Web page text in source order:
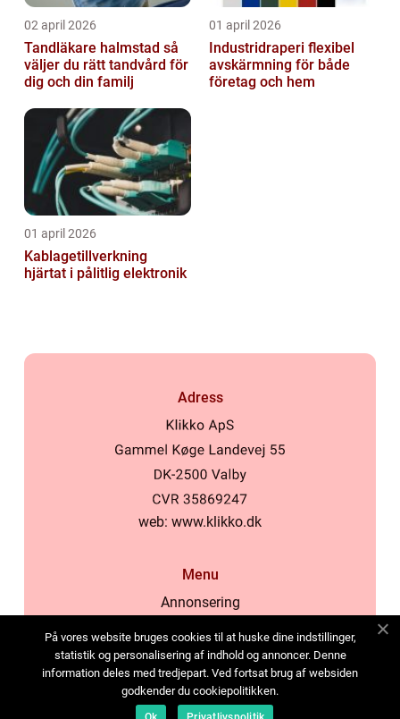
02 april 2026
Tandläkare halmstad så
väljer du rätt tandvård för
dig och din familj
01 april 2026
Industridraperi flexibel
avskärmning för både
företag och hem
01 april 2026
Kablagetillverkning
hjärtat i pålitlig elektronik
Adress
web: www.klikko.dk
Menu
Annonsering
Cookies
Kontakta oss
Sitemap
På vores website bruges cookies til at huske dine indstillinger,
statistik og personalisering af indhold og annoncer. Denne
information deles med tredjepart. Ved fortsat brug af websiden
godkender du cookiepolitikken.